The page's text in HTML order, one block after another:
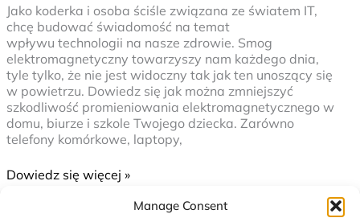
Manage Consent
Jako koderka i osoba ściśle związana ze światem IT,
chcę budować świadomość na temat
wpływu technologii na nasze zdrowie. Smog
elektromagnetyczny towarzyszy nam każdego dnia,
tyle tylko, że nie jest widoczny tak jak ten unoszący się
w powietrzu. Dowiedz się jak można zmniejszyć
szkodliwość promieniowania elektromagnetycznego w
domu, biurze i szkole Twojego dziecka. Zarówno
telefony komórkowe, laptopy,
Dowiedz się więcej »